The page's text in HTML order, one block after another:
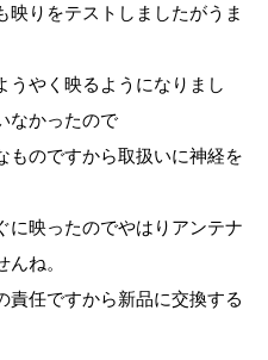
映りをテストしましたがうま
うやく映るようになりまし
なかったので
ものですから取扱いに神経を
に映ったのでやはりアンテナ
ね。
責任ですから新品に交換する